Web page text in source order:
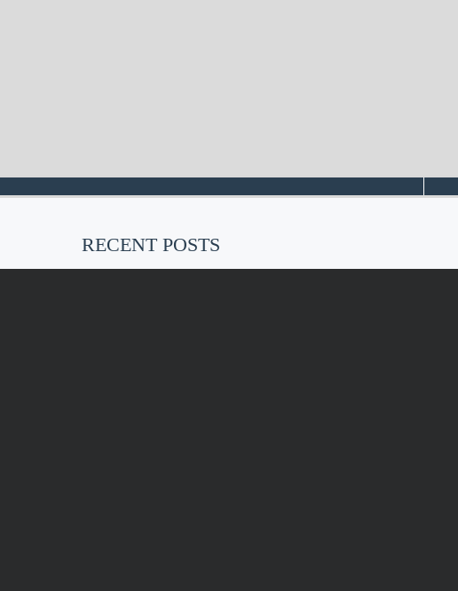
RECENT POSTS